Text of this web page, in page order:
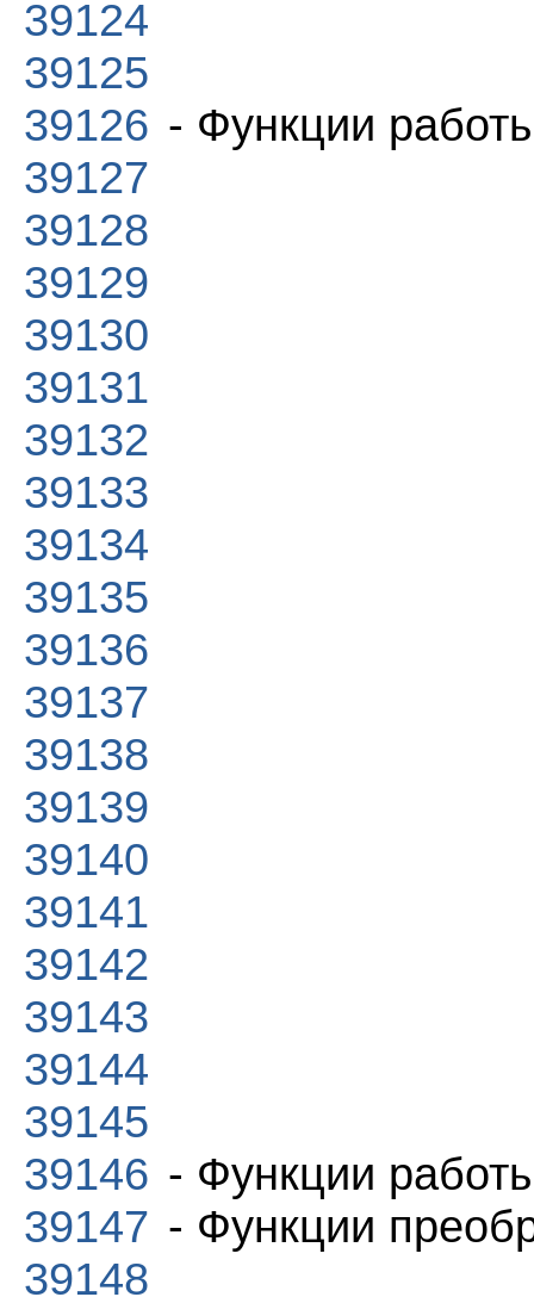
39124
39125
39126 - Функции
39127
39128
39129
39130
39131
39132
39133
39134
39135
39136
39137
39138
39139
39140
39141
39142
39143
39144
39145
39146 - Функции
39147 - Функции
39148